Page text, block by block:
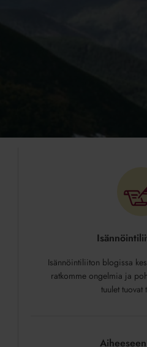
Isännöintiliiton blogissa
ratkomme ongelmia ja
tuulet tuovat